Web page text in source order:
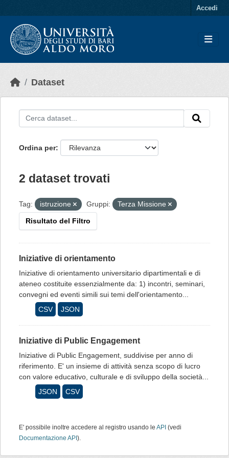
Accedi
Dataset
Ordina per
2 dataset trovati
Tag: istruzione Gruppi: Terza Missione
Risultato del Filtro
Iniziative di orientamento
Iniziative di orientamento universitario dipartimentali e di
ateneo costituite essenzialmente da: 1) incontri, seminari,
convegni ed eventi simili sui temi dell'orientamento...
CSV
JSON
Iniziative di Public Engagement
Iniziative di Public Engagement, suddivise per anno di
riferimento. E' un insieme di attività senza scopo di lucro
con valore educativo, culturale e di sviluppo della società...
JSON
CSV
E' possibile inoltre accedere al registro usando le API (vedi
Documentazione API ).